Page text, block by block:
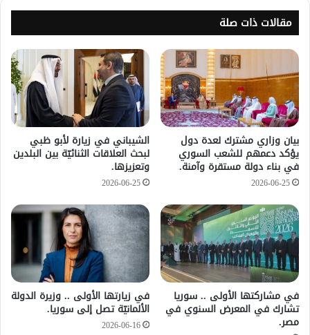
مقالات ذات صلة
بيان وزاري مشترك لعدة دول
يؤكد دعمهم للشعب السوري
في بناء دولة مستقرة وآمنة.
2026-06-25
الشيباني في زيارة لأبو ظبي
لبحث العلاقات الثنائيّة بين البلدين
وتعزيزها.
2026-06-25
في مشاركتها الأولى .. سوريا
تشارك في المعرض السنوي في
مصر.
في زيارتها الأولى .. وزيرة الدولة
الألمانيّة تصل إلى سوريا.
2026-06-16